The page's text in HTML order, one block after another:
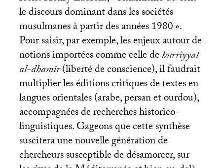
le discours dominant dans les sociétés
musulmanes à partir des années 1980».
Pour saisir, par exemple, les enjeux autour de
notions importées comme celle dehurrîyyat
al-dhamîr(liberté de conscience), il faudrait
multiplier les éditions critiques de textes en
langues orientales (arabe, persan et ourdou),
accompagnées de recherches historico-
linguistiques. Gageons que cette synthèse
suscitera une nouvelle génération de
chercheurs susceptible de désamorcer, sur